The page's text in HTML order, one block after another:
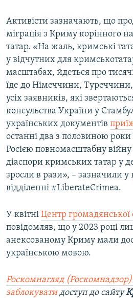
Активісти зазначають, що
міграція з Криму корінного
татар. «На жаль, кримські
у відчутних для
масштабах, йдеться про
їде до Німеччини,
усіх заявників, які
консульства України у
українських документів
останні два з половиною роки
Росією повномасштабну
діаспори кримських татар у
зросли в рази», – зазначили
відділенні #LiberateCrimea.
У квітні Центр
повідомляв, що у 2023 році
анексованому Криму мали
українською мовою.
Роскомнагляд (Роскомнадзор)
заблокуватидоступ до сайту